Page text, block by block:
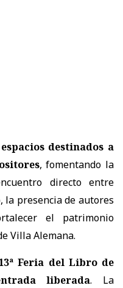
espacios destinados a
, fomentando la
directo entre
la presencia de autores
el patrimonio
Villa Alemana.
Feria del Libro de
liberada. La